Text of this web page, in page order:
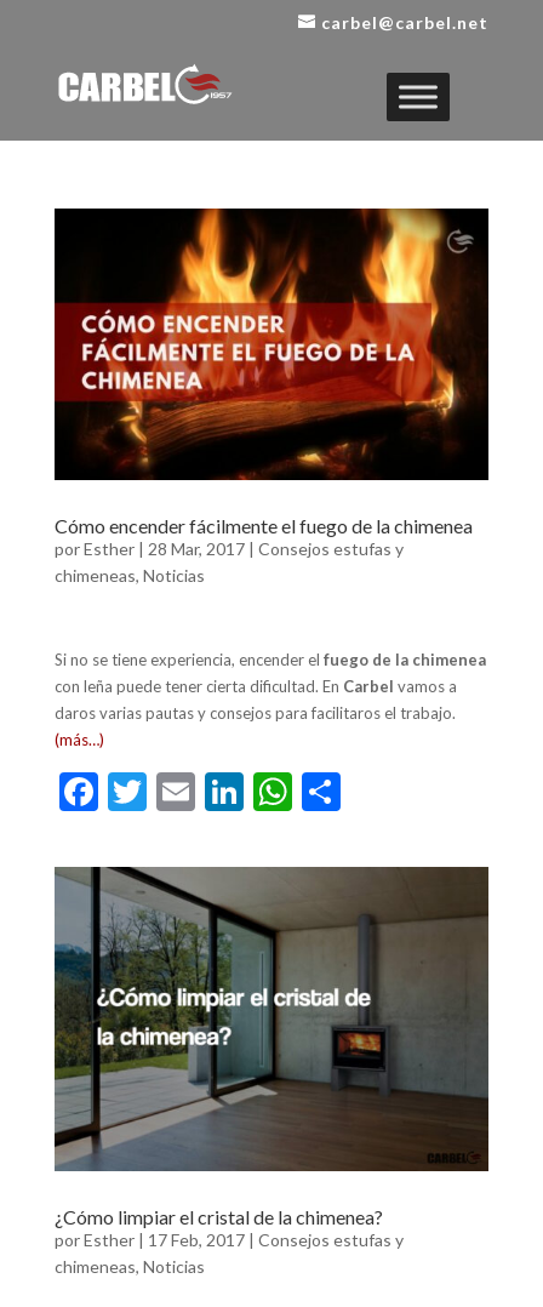
carbel@carbel.net
Cómo encender fácilmente el fuego de la chimenea
porEsther| 28 Mar, 2017| Consejos estufas y
chimeneas, Noticias
Si no se tiene experiencia, encender el fuego de la chimenea
con leña puede tener cierta dificultad. En Carbel vamos a
daros varias pautas y consejos para facilitaros el trabajo.
(más…)
F
e
b
o
o
k
T
itt
er
E
ai
l
Li
ke
dI
n
W
at
s
A
p
p
C
m
p
ti
r
¿Cómo limpiar el cristal de la chimenea?
porEsther| 17 Feb, 2017| Consejos estufas y
chimeneas, Noticias